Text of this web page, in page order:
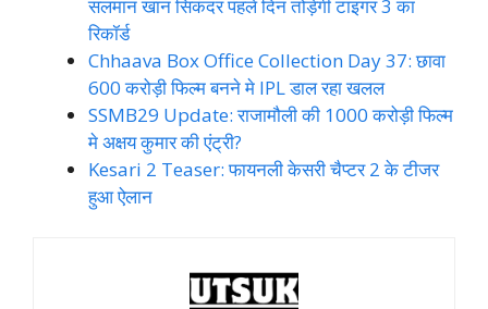
सलमान खान सिकंदर पहले दिन तोड़ेगी टाइगर 3 का
रिकॉर्ड
Chhaava Box Office Collection Day 37: छावा
600 करोड़ी फिल्म बनने मे IPL डाल रहा खलल
SSMB29 Update: राजामौली की 1000 करोड़ी फिल्म
मे अक्षय कुमार की एंट्री?
Kesari 2 Teaser: फायनली केसरी चैप्टर 2 के टीजर
हुआ ऐलान